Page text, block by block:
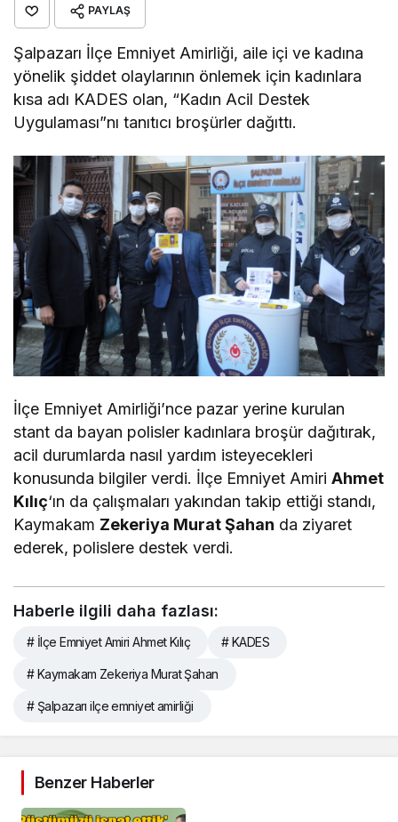
PAYLAŞ
Şalpazarı İlçe Emniyet Amirliği, aile içi ve kadına
yönelik şiddet olaylarının önlemek için kadınlara
kısa adı KADES olan, “Kadın Acil Destek
Uygulaması”nı tanıtıcı broşürler dağıttı.
İlçe Emniyet Amirliği’nce pazar yerine kurulan
stant da bayan polisler kadınlara broşür dağıtırak,
acil durumlarda nasıl yardım isteyecekleri
konusunda bilgiler verdi. İlçe Emniyet AmiriAhmet
Kılıç‘ın da çalışmaları yakından takip ettiği standı,
Kaymakam Zekeriya Murat Şahan da ziyaret
ederek, polislere destek verdi.
Haberle ilgili daha fazlası:
# İlçe Emniyet Amiri Ahmet Kılıç # KADES
# Kaymakam Zekeriya Murat Şahan
# Şalpazarı ilçe emniyet amirliği
Benzer Haberler